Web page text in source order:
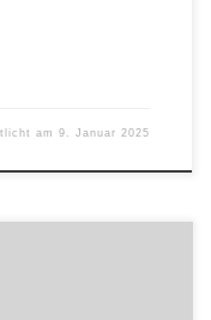
am9. Januar 2025